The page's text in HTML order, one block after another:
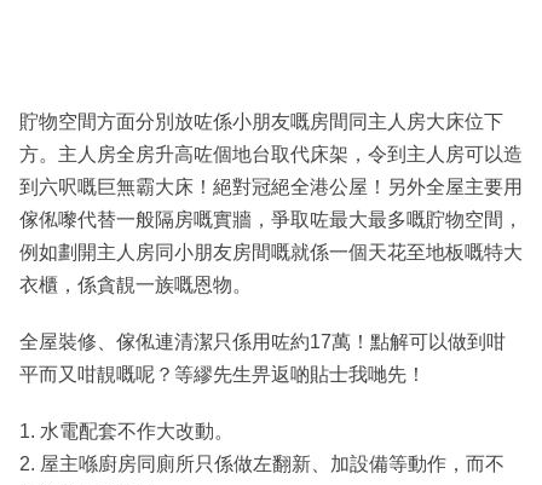
貯物空間方面分別放咗係小朋友嘅房間同主人房大床位下
方。主人房全房升高咗個地台取代床架，令到主人房可以造
到六呎嘅巨無霸大床！絕對冠絕全港公屋！另外全屋主要用
傢俬嚟代替一般隔房嘅實牆，爭取咗最大最多嘅貯物空間，
例如劃開主人房同小朋友房間嘅就係一個天花至地板嘅特大
衣櫃，係貪靚一族嘅恩物。
全屋裝修、傢俬連清潔只係用咗約17萬！點解可以做到咁
平而又咁靚嘅呢？等繆先生畀返啲貼士我哋先！
1. 水電配套不作大改動。
2. 屋主喺廚房同廁所只係做左翻新、加設備等動作，而不